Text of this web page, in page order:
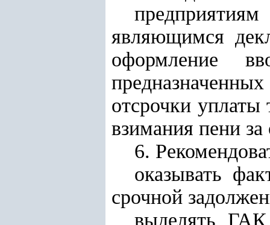
являющимся
оформление
отсрочки
взимания пени за
6.
оказывать
срочной
выделять ГАК